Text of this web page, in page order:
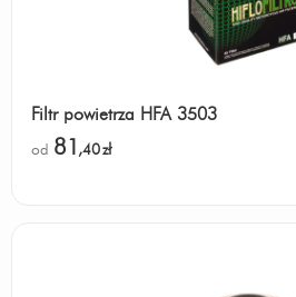
Filtr powietrza HFA 3503
od 81,40zł